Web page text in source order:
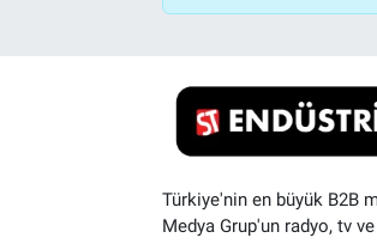
Türkiye'nin en büyük B2B
Medya Grup'un radyo, tv